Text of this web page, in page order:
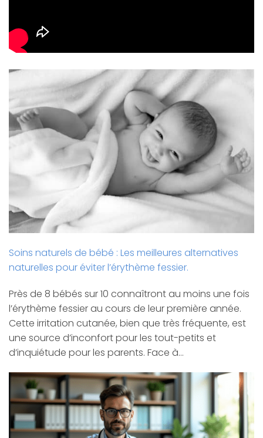
Soins naturels de bébé : Les meilleures alternatives
naturelles pour éviter l’érythème fessier.
Près de 8 bébés sur 10 connaîtront au moins une fois
l’érythème fessier au cours de leur première année.
Cette irritation cutanée, bien que très fréquente, est
une source d’inconfort pour les tout-petits et
d’inquiétude pour les parents. Face à…